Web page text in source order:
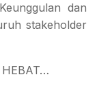
dan
stakeholder